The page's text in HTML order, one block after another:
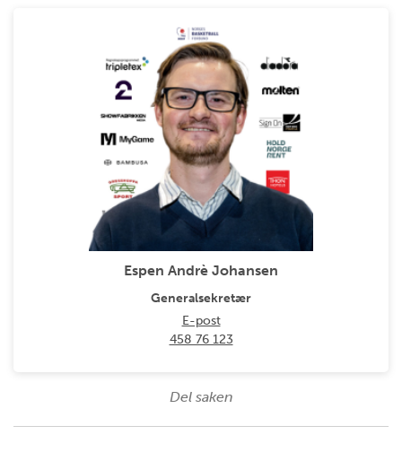
Espen Andrè Johansen
Generalsekretær
E-post
458 76 123
Del saken